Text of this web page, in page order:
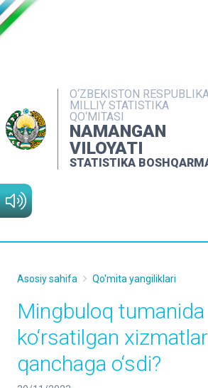
O‘ZBEKISTON
MILLIY STATISTIKA
QO‘MITASI
NAMANGAN
VILOYATI
STATISTIKA
NASHRLAR
INTERAKTIV
MATBUOT XIZMATI
MUROJAATLAR
Asosiy sahifa Qo'mita yangiliklari
Mingbuloq tumanida
ko‘rsatilgan
qanchaga o‘sdi?